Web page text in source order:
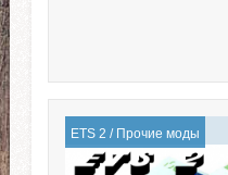
ETS 2 / Прочие моды